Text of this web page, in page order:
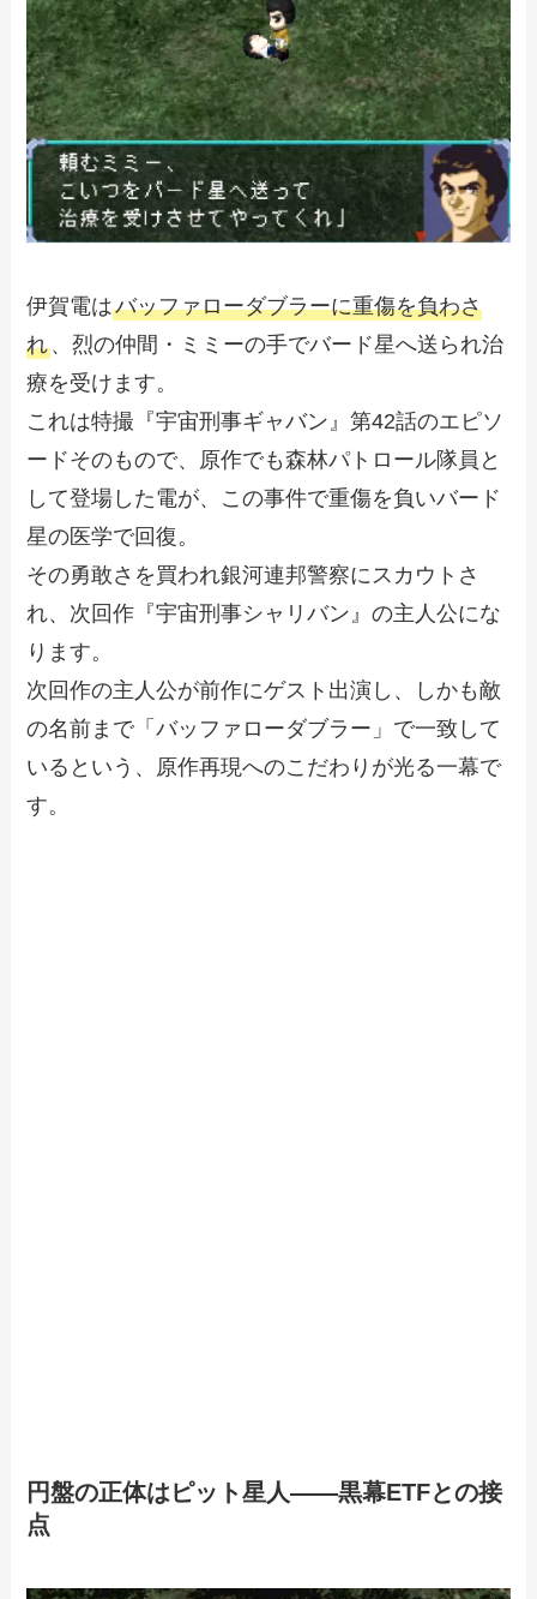
伊賀電はバッファローダブラーに重傷を負わさ
れ、烈の仲間・ミミーの手でバード星へ送られ治
療を受けます。
これは特撮『宇宙刑事ギャバン』第42話のエピソ
ードそのもので、原作でも森林パトロール隊員と
して登場した電が、この事件で重傷を負いバード
星の医学で回復。
その勇敢さを買われ銀河連邦警察にスカウトさ
れ、次回作『宇宙刑事シャリバン』の主人公にな
ります。
次回作の主人公が前作にゲスト出演し、しかも敵
の名前まで「バッファローダブラー」で一致して
いるという、原作再現へのこだわりが光る一幕で
す。
円盤の正体はピット星人——黒幕ETFとの接
点